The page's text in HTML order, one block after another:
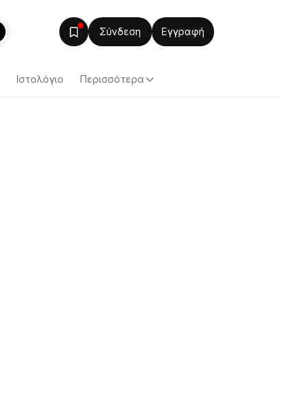
Σύνδεση Εγγραφή
Ιστολόγιο Περισσότερα